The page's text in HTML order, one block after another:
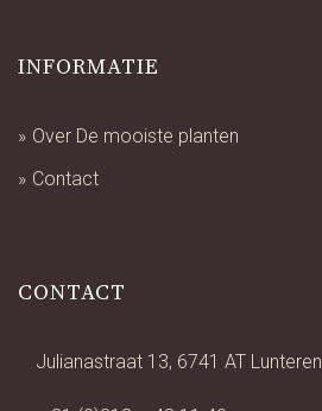
INFORMATIE
Over De mooiste planten
Contact
CONTACT
Julianastraat 13, 6741 AT Lunteren